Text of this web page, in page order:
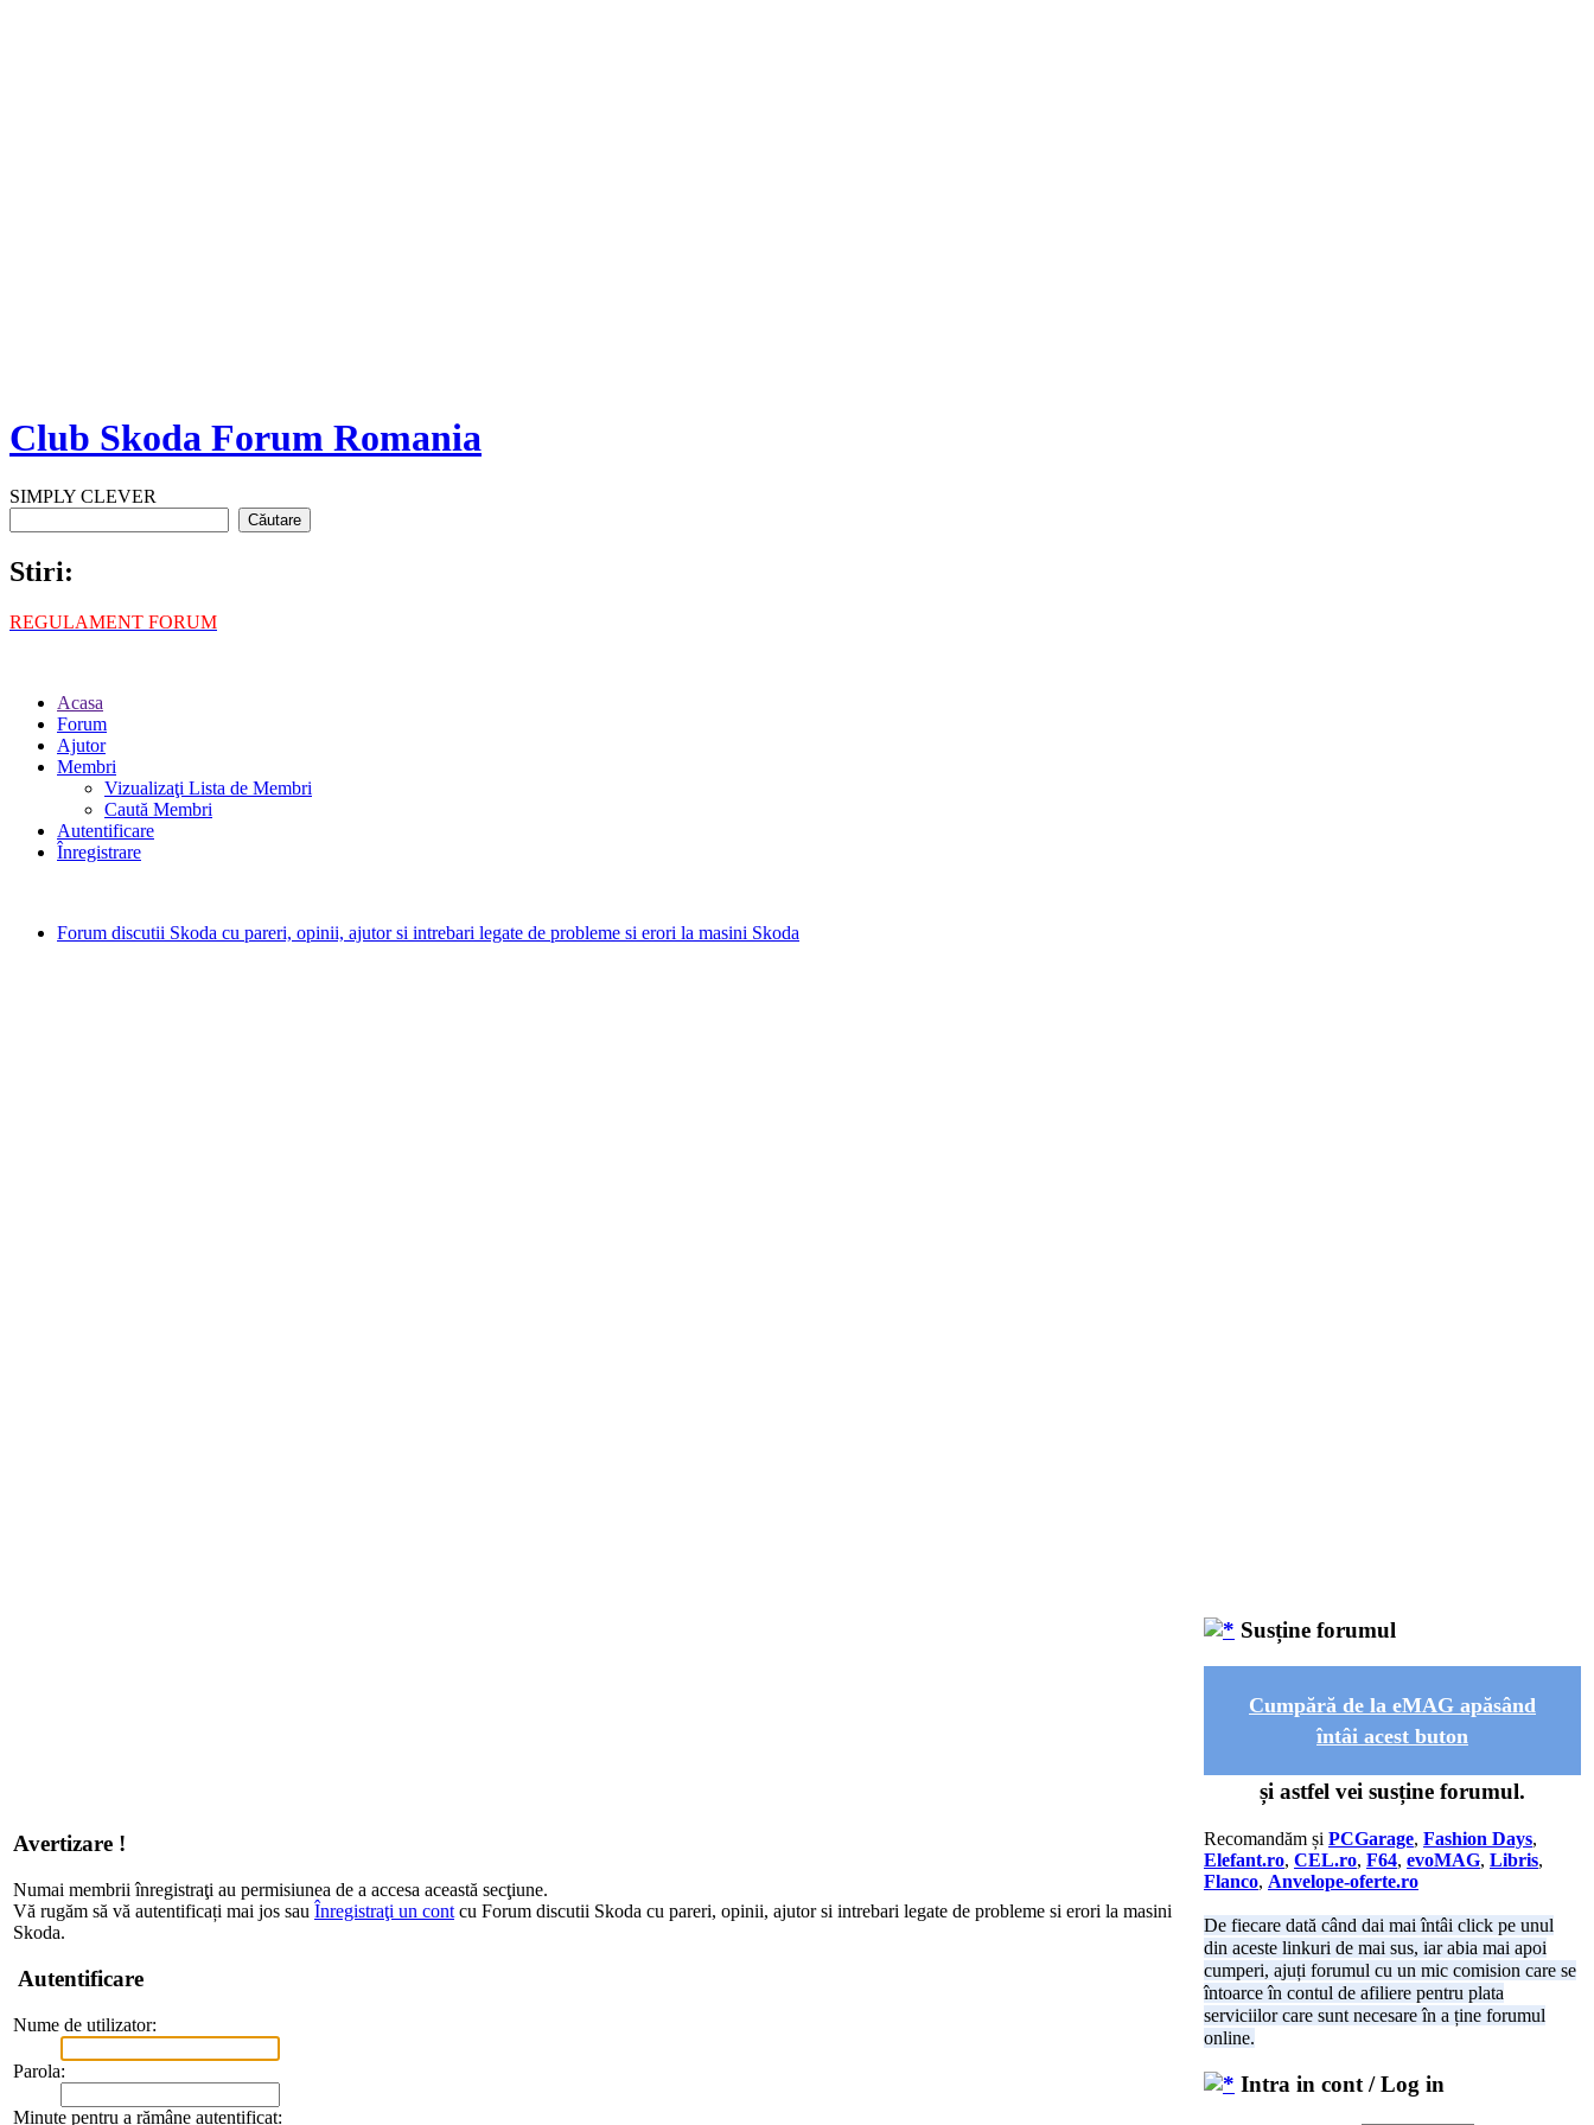
Club Skoda Forum Romania
SIMPLY CLEVER
Stiri:
REGULAMENT FORUM
Acasa
Forum
Ajutor
Membri
Vizualizaţi Lista de Membri
Caută Membri
Autentificare
Înregistrare
Forum discutii Skoda cu pareri, opinii, ajutor si intrebari legate de probleme si erori la masini Skoda
Avertizare !
Numai membrii înregistraţi au permisiunea de a accesa această secţiune.
Vă rugăm să vă autentificați mai jos sau Înregistraţi un cont cu Forum discutii Skoda cu pareri, opinii, ajutor si intrebari legate de probleme si erori la masini
Skoda.
Autentificare
Nume de utilizator:
Parola:
Minute pentru a rămâne autentificat:
Susține forumul
Cumpără de la eMAG apăsând
întâi acest buton
și astfel vei susține forumul.
Recomandăm și PCGarage, Fashion Days,
Elefant.ro, CEL.ro, F64, evoMAG, Libris,
Flanco, Anvelope-oferte.ro
De fiecare dată când dai mai întâi click pe unul
din aceste linkuri de mai sus, iar abia mai apoi
cumperi, ajuți forumul cu un mic comision care se
întoarce în contul de afiliere pentru plata
serviciilor care sunt necesare în a ține forumul
online.
Intra in cont / Log in